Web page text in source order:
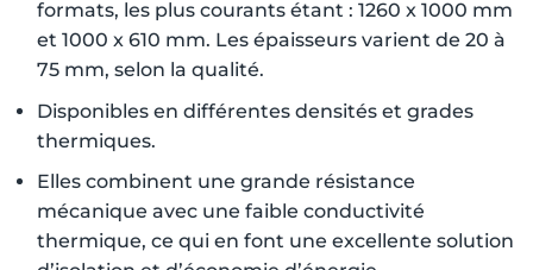
formats, les plus courants étant : 1260 x 1000 mm
et 1000 x 610 mm. Les épaisseurs varient de 20 à
75 mm, selon la qualité.
Disponibles en différentes densités et grades
thermiques.
Elles combinent une grande résistance
mécanique avec une faible conductivité
thermique, ce qui en font une excellente solution